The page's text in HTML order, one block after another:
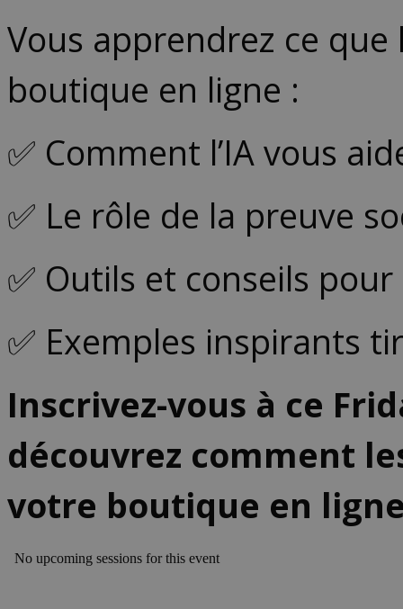
Vous apprendrez ce
boutique en ligne :
✅ Comment l’IA vous
✅ Le rôle de la preuve
✅ Outils et conseils
✅ Exemples inspirants
Inscrivez-vous à ce
découvrez comment
votre boutique en